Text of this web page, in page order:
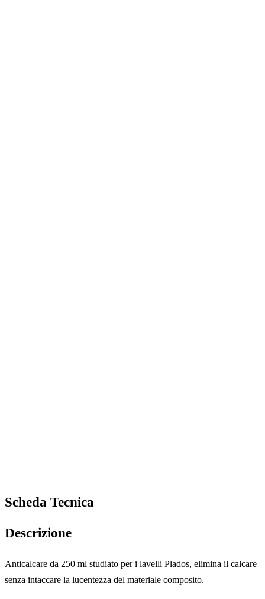
Scheda Tecnica
Descrizione
Anticalcare da 250 ml studiato per i lavelli Plados, elimina il calcare
senza intaccare la lucentezza del materiale composito.